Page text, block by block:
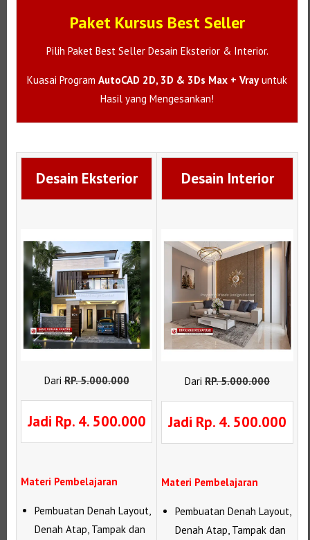
Paket Kursus Best Seller
Pilih Paket Best Seller Desain Eksterior & Interior.
Kuasai ProgramAutoCAD 2D, 3D & 3Ds Max + Vrayuntuk
Hasil yang Mengesankan!
Desain Eksterior
DariRP.5.000.000
Jadi Rp. 4. 500.000
Materi Pembelajaran
Pembuatan Denah Layout,
Denah Atap, Tampak dan
Desain Interior
DariRP.5.000.000
Jadi Rp. 4. 500.000
Materi Pembelajaran
Pembuatan Denah Layout,
Denah Atap, Tampak dan